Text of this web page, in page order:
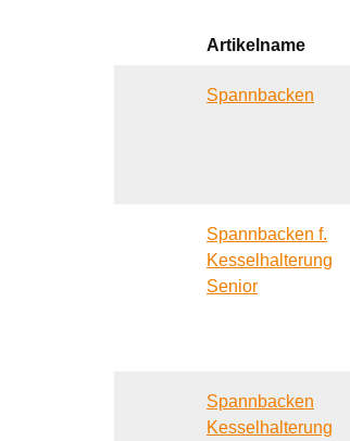
Artikelname
Spannbacken
Spannbacken f.
Kesselhalterung
Senior
Spannbacken
Kesselhalterung